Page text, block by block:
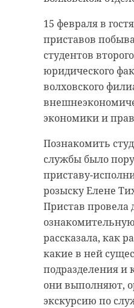
15 февраля в
приставов
студентов
юридического
волховского
экономики и
Познакомить
службы было
приставу-
розыску Елене
Пристав провела
рассказала, как
какие в ней
подразделения и
они выполняют,
экскурсию по
Руслан
чтобы историки-
больше узнали о
этом году
летней давности
удастся узнать,
Анны Беквор и
в Сосновом Бору.
история
Поделиться
Самой зрелищной
демонстрация
наступательных
Красной Армии,
и штурм
военно-
реконструкция
каменка
линия